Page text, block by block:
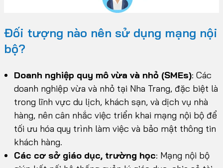
Đối tượng nào nên sử dụng mạng nội
bộ?
Doanh nghiệp quy mô vừa và nhỏ (SMEs): Các
doanh nghiệp vừa và nhỏ tại Nha Trang, đặc biệt là
trong lĩnh vực du lịch, khách sạn, và dịch vụ nhà
hàng, nên cân nhắc việc triển khai mạng nội bộ để
tối ưu hóa quy trình làm việc và bảo mật thông tin
khách hàng.
Các cơ sở giáo dục, trường học: Mạng nội bộ